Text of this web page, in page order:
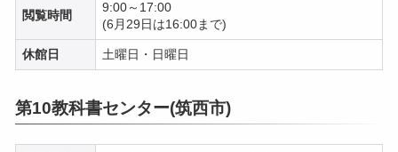
閲覧時間
9:00～17:00
(6月29日は16:00まで)
休館日 土曜日・日曜日
第10教科書センター(筑西市)